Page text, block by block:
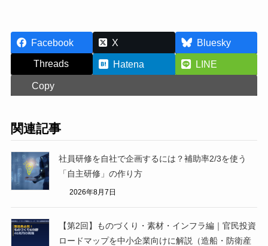
Facebook X
Bluesky
Threads
Hatena
LINE
Copy
関連記事
社員研修を自社で企画するには？補助率2/3を使う
「自主研修」の作り方
2026年8月7日
【第2回】ものづくり・素材・インフラ編｜官民投資
ロードマップを中小企業向けに解説（造船・防衛産